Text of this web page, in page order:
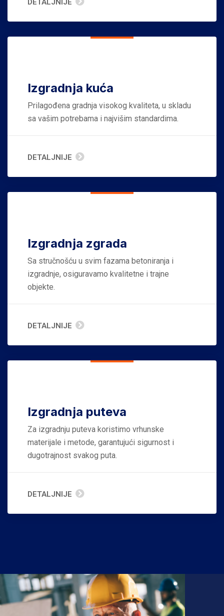
DETALJNIJE
Izgradnja kuća
Prilagođena gradnja visokog kvaliteta, u skladu
sa vašim potrebama i najvišim standardima.
DETALJNIJE
Izgradnja zgrada
Sa stručnošću u svim fazama betoniranja i
izgradnje, osiguravamo kvalitetne i trajne
objekte.
DETALJNIJE
Izgradnja puteva
Za izgradnju puteva koristimo vrhunske
materijale i metode, garantujući sigurnost i
dugotrajnost svakog puta.
DETALJNIJE